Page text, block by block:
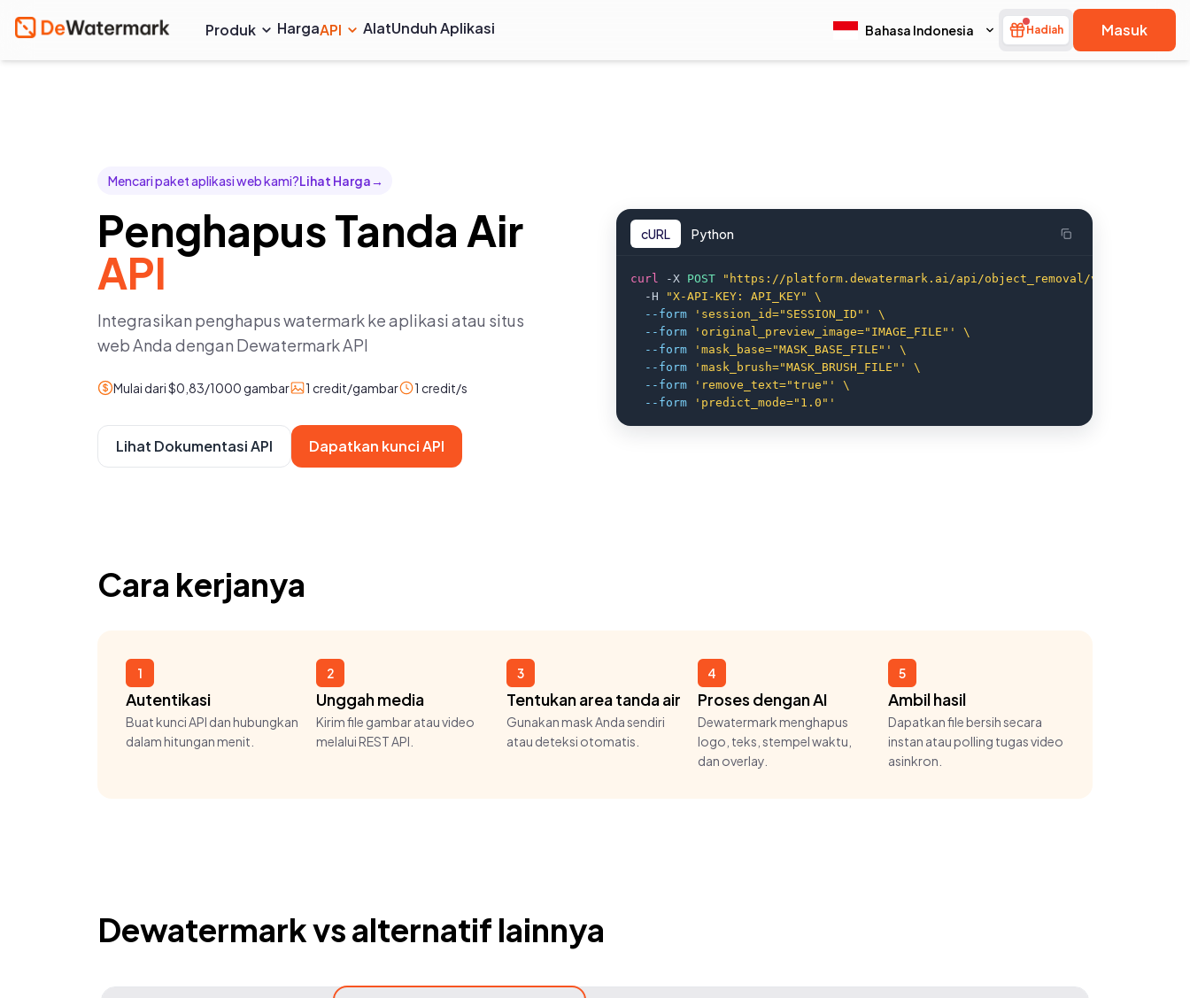
Produk HargaAPI AlatUnduh Aplikasi Bahasa Indonesia Hadiah Masuk
Mencari paket aplikasi web kami?Lihat Harga→
Penghapus Tanda Air
API
Integrasikan penghapus watermark ke aplikasi atau situs
web Anda dengan Dewatermark API
Mulai dari $0,83/1000 gambar 1 credit/gambar 1 credit/s
Lihat Dokumentasi API Dapatkan kunci API
cURL Python
curl -X POST
"https://platform.dewatermark.ai/api/object_removal/v2/erase" \
  -H
"X-API-KEY: API_KEY" \
--form
'session_id="SESSION_ID"' \
--form
'original_preview_image="IMAGE_FILE"' \
--form
'mask_base="MASK_BASE_FILE"' \
--form
'mask_brush="MASK_BRUSH_FILE"' \
--form
'remove_text="true"' \
--form
'predict_mode="1.0"'
Cara kerjanya
1
Autentikasi
Buat kunci API dan hubungkan
dalam hitungan menit.
2
Unggah media
Kirim file gambar atau video
melalui REST API.
3
Tentukan area tanda air
Gunakan mask Anda sendiri
atau deteksi otomatis.
4
Proses dengan AI
Dewatermark menghapus
logo, teks, stempel waktu,
dan overlay.
5
Ambil hasil
Dapatkan file bersih secara
instan atau polling tugas video
asinkron.
Dewatermark vs alternatif lainnya